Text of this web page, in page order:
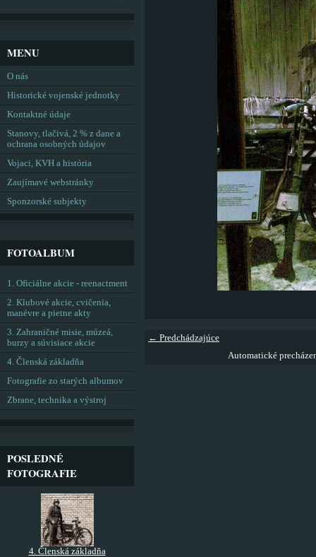
← Predchádzajúce
Automatické
MENU
O nás
Historické vojenské jednotky
Kontaktné údaje
Stanovy, tlačivá, 2 % z dane a
ochrana osobných údajov
Vojaci, KVH a história
Zaujímavé webstránky
Sponzorské subjekty
FOTOALBUM
1. Oficiálne akcie - reenactment
2. Klubové akcie, cvičenia,
manévre a pietne akty
3. Zahraničné misie, múzeá,
burzy a súvisiace akcie
4. Členská základňa
Fotografie zo starých albumov
Zbrane, technika a výstroj
POSLEDNÉ
FOTOGRAFIE
4. Členská základňa